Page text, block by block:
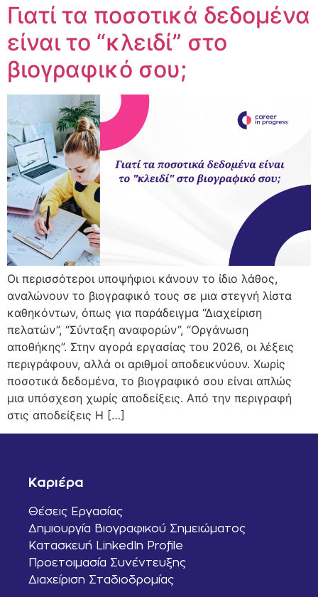
Γιατί τα ποσοτικά δεδομένα
είναι το “κλειδί” στο
βιογραφικό σου;
Οι περισσότεροι υποψήφιοι κάνουν το ίδιο λάθος,
αναλώνουν το βιογραφικό τους σε μια στεγνή λίστα
καθηκόντων, όπως για παράδειγμα “Διαχείριση
πελατών”, “Σύνταξη αναφορών”, “Οργάνωση
αποθήκης”. Στην αγορά εργασίας του 2026, οι λέξεις
περιγράφουν, αλλά οι αριθμοί αποδεικνύουν. Χωρίς
ποσοτικά δεδομένα, το βιογραφικό σου είναι απλώς
μια υπόσχεση χωρίς αποδείξεις. Από την περιγραφή
στις αποδείξεις Η […]
Καριέρα
Θέσεις Εργασίας
Δημιουργία Βιογραφικού Σημειώματος
Κατασκευή LinkedIn Profile
Προετοιμασία Συνέντευξης
Διαχείριση Σταδιοδρομίας